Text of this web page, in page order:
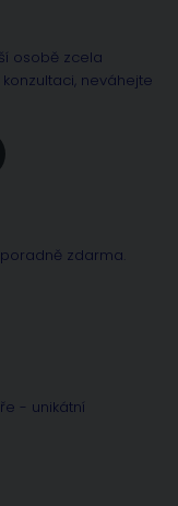
osobě zcela
neváhejte
zdarma.
- unikátní